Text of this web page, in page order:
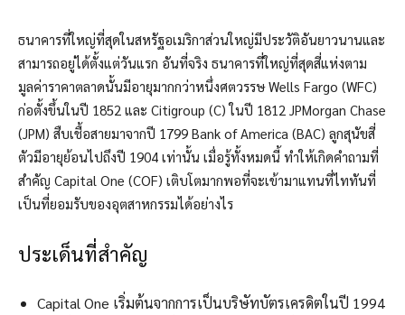
ธนาคารที่ใหญ่ที่สุดในสหรัฐอเมริกาส่วนใหญ่มีประวัติอันยาวนานและ
สามารถอยู่ได้ตั้งแต่วันแรก อันที่จริง ธนาคารที่ใหญ่ที่สุดสี่แห่งตาม
มูลค่าราคาตลาดนั้นมีอายุมากกว่าหนึ่งศตวรรษ Wells Fargo (WFC)
ก่อตั้งขึ้นในปี 1852 และ Citigroup (C) ในปี 1812 JPMorgan Chase
(JPM) สืบเชื้อสายมาจากปี 1799 Bank of America (BAC) ลูกสุนัขสี่
ตัวมีอายุย้อนไปถึงปี 1904 เท่านั้น เมื่อรู้ทั้งหมดนี้ ทำให้เกิดคำถามที่
สำคัญ Capital One (COF) เติบโตมากพอที่จะเข้ามาแทนที่ไททันที่
เป็นที่ยอมรับของอุตสาหกรรมได้อย่างไร
ประเด็นที่สำคัญ
Capital One เริ่มต้นจากการเป็นบริษัทบัตรเครดิตในปี 1994